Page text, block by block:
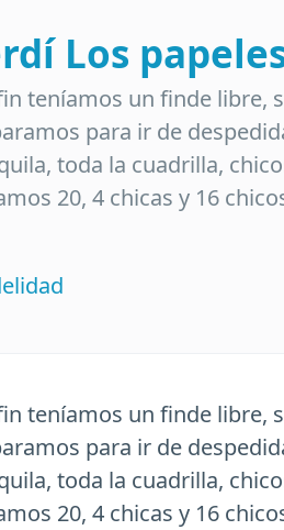
Los
teníamos un finde libre,
para ir de
toda la cuadrilla,
20, 4 chicas y 16
teníamos un finde libre,
para ir de
toda la cuadrilla,
20, 4 chicas y 16